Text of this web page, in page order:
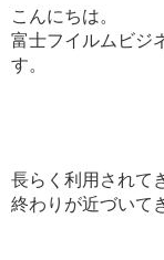
こんにちは。
富士フイルムビジ
す。
長らく利用されて
終わりが近づいて